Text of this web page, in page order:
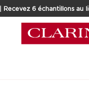
Recevez 6 échantillons au